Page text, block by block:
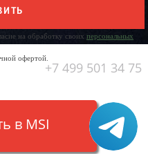
на обработку своих персональных
офертой.
+7 499 501 34 75
в MSI